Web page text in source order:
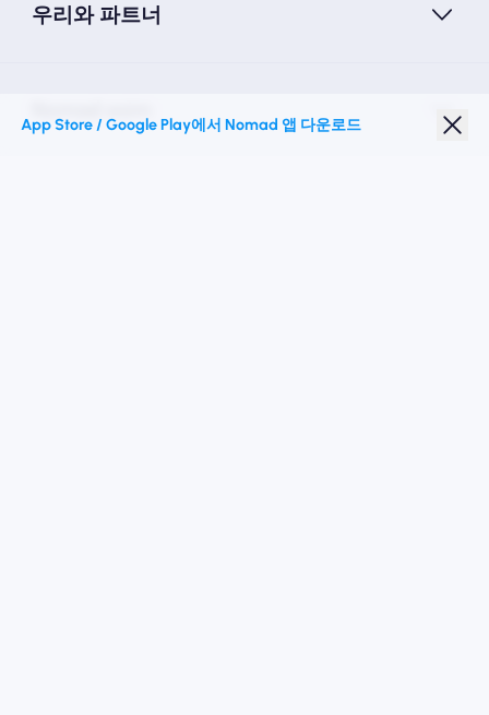
우리와 파트너
App Store / Google Play에서 Nomad 앱 다운로드